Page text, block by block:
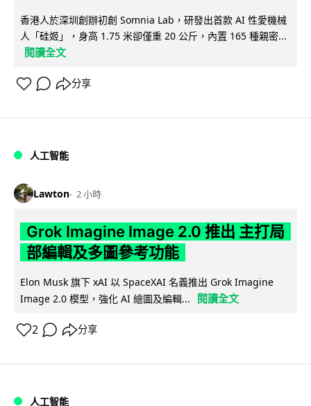
香港人於深圳創辦初創 Somnia Lab，研發出首款 AI 性愛機械
人「硅姬」，身高 1.75 米卻僅重 20 公斤，內置 165 種親密...
閱讀全文
分享
人工智能
Lawton 2 小時
Grok Imagine Image 2.0 推出 主打局
部編輯及多圖參考功能
Elon Musk 旗下 xAI 以 SpaceXAI 名義推出 Grok Imagine
Image 2.0 模型，強化 AI 繪圖及編輯...
閱讀全文
2 分享
人工智能